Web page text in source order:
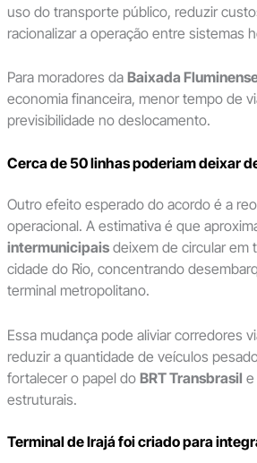
uso do transporte público, reduzir
racionalizar a operação entre sistemas
Para moradores da Baixada
economia financeira, menor tempo de
previsibilidade no deslocamento.
Cerca de 50 linhas poderiam deixar
Outro efeito esperado do acordo é a
operacional. A estimativa é que
intermunicipaisdeixem de circular em
cidade do Rio, concentrando
terminal metropolitano.
Essa mudança pode aliviar corredores
reduzir a quantidade de veículos
fortalecer o papel do BRT Transbrasil e
estruturais.
Terminal de Irajá foi criado para